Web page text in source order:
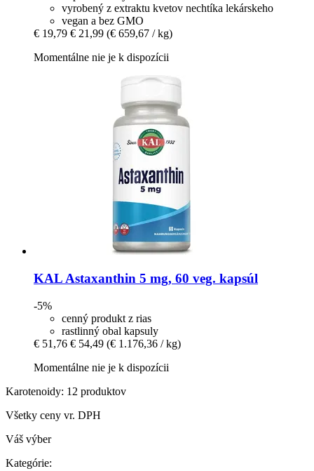
vyrobený z extraktu kvetov nechtíka lekárskeho
vegan a bez GMO
€ 19,79 € 21,99 (€ 659,67 / kg)
Momentálne nie je k dispozícii
KALAstaxanthin 5 mg, 60 veg. kapsúl
-5%
cenný produkt z rias
rastlinný obal kapsuly
€ 51,76 € 54,49 (€ 1.176,36 / kg)
Momentálne nie je k dispozícii
Karotenoidy: 12 produktov
Všetky ceny vr. DPH
Váš výber
Kategórie: